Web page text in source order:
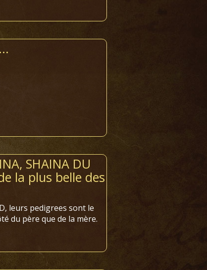
SHAINA DU
la plus belle des
leurs pedigrees sont le
du père que de la mère.